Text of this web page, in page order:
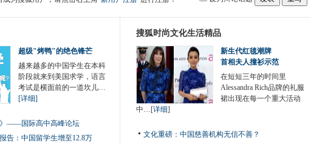
超级"烤鸭"的绝色锋芒
越来越多的中国学生在本科
阶段就来到美国求学，语言
考试是横面前的一道坎儿…
[详细]
——国际高中高峰论坛
告：中国留学生增至12.8万
搜狐时尚文化生活精品
新生代红毯潮牌
首相夫人撞衫示范
在短短三年的时间里
Alessandra Rich品牌的礼服
裙出现在每一个重大活动
中…[详细]
文化重磅： 中国慈善机构无信不善？